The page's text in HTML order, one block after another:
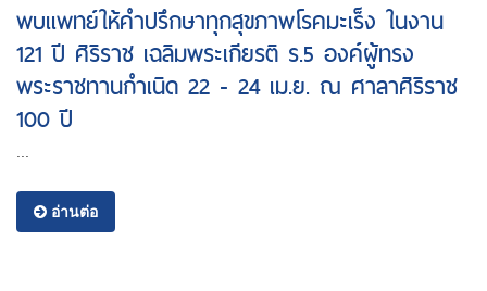
พบแพทย์ให้คำปรึกษาทุกสุขภาพโรคมะเร็ง ในงาน
121 ปี ศิริราช เฉลิมพระเกียรติ ร.5 องค์ผู้ทรง
พระราชทานกำเนิด 22 - 24 เม.ย. ณ ศาลาศิริราช
100 ปี
อ่านต่อ